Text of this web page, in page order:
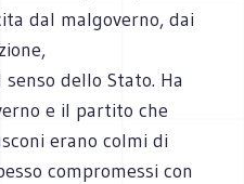
dal malgoverno, dai
dello Stato. Ha
e il partito che
erano colmi di
compromessi con